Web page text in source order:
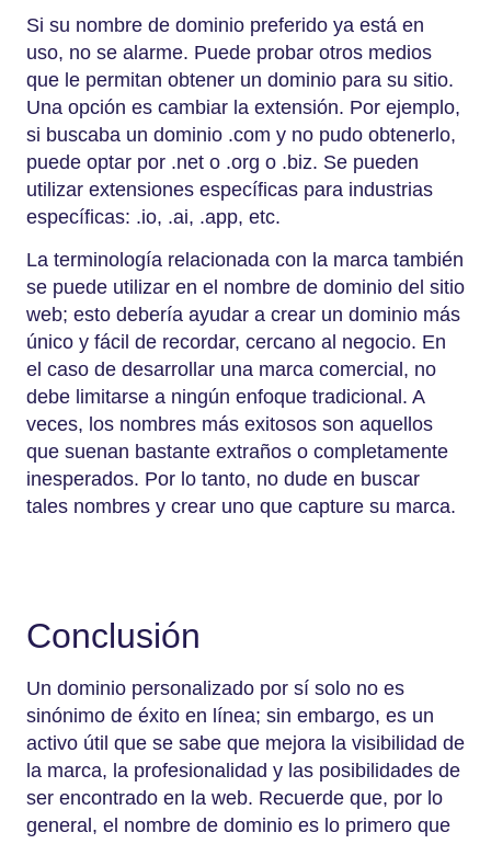
Si su nombre de dominio preferido ya está en
uso, no se alarme. Puede probar otros medios
que le permitan obtener un dominio para su sitio.
Una opción es cambiar la extensión. Por ejemplo,
si buscaba un dominio .com y no pudo obtenerlo,
puede optar por .net o .org o .biz. Se pueden
utilizar extensiones específicas para industrias
específicas: .io, .ai, .app, etc.
La terminología relacionada con la marca también
se puede utilizar en el nombre de dominio del sitio
web; esto debería ayudar a crear un dominio más
único y fácil de recordar, cercano al negocio. En
el caso de desarrollar una marca comercial, no
debe limitarse a ningún enfoque tradicional. A
veces, los nombres más exitosos son aquellos
que suenan bastante extraños o completamente
inesperados. Por lo tanto, no dude en buscar
tales nombres y crear uno que capture su marca.
Conclusión
Un dominio personalizado por sí solo no es
sinónimo de éxito en línea; sin embargo, es un
activo útil que se sabe que mejora la visibilidad de
la marca, la profesionalidad y las posibilidades de
ser encontrado en la web. Recuerde que, por lo
general, el nombre de dominio es lo primero que